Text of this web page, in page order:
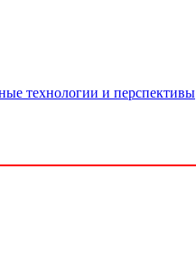
технологии и перспективы